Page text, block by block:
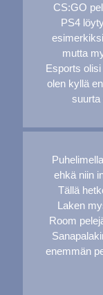
CS:GO
PS4
mutta
Esports
olen kyllä
suurta
ehkä niin
Tällä
Laken
Room
enemmän